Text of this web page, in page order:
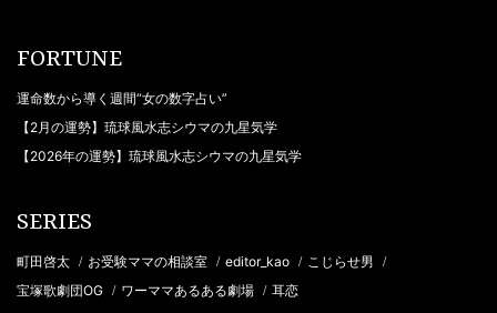
FORTUNE
運命数から導く週間“女の数字占い”
【2月の運勢】琉球風水志シウマの九星気学
【2026年の運勢】琉球風水志シウマの九星気学
SERIES
町田啓太 / お受験ママの相談室 / editor_kao / こじらせ男 /
宝塚歌劇団OG / ワーママあるある劇場 / 耳恋